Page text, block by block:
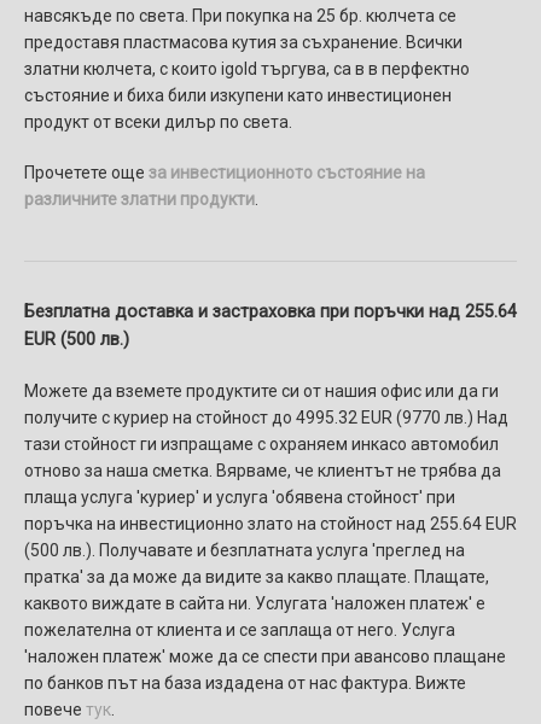
навсякъде по света. При покупка на 25 бр. кюлчета се
предоставя пластмасова кутия за съхранение. Всички
златни кюлчета, с които igold търгува, са в в перфектно
състояние и биха били изкупени като инвестиционен
продукт от всеки дилър по света.
Прочетете още за инвестиционното състояние на
различните златни продукти
Безплатна доставка и застраховка при поръчки над 255.64
EUR (500 лв.)
Можете да вземете продуктите си от нашия офис или да ги
получите с куриер на стойност до 4995.32 EUR (9770 лв.) Над
тази стойност ги изпращаме с охраняем инкасо автомобил
отново за наша сметка. Вярваме, че клиентът не трябва да
плаща услуга 'куриер' и услуга 'обявена стойност' при
поръчка на инвестиционно злато на стойност над 255.64 EUR
(500 лв.). Получавате и безплатната услуга 'преглед на
пратка' за да може да видите за какво плащате. Плащате,
каквото виждате в сайта ни. Услугaтa 'наложен платеж' e
пожелателнa от клиента и се заплаща от него. Услуга
'наложен платеж' може да се спести при авансово плащане
по банков път на база издадена от нас фактура. Вижте
повече тук